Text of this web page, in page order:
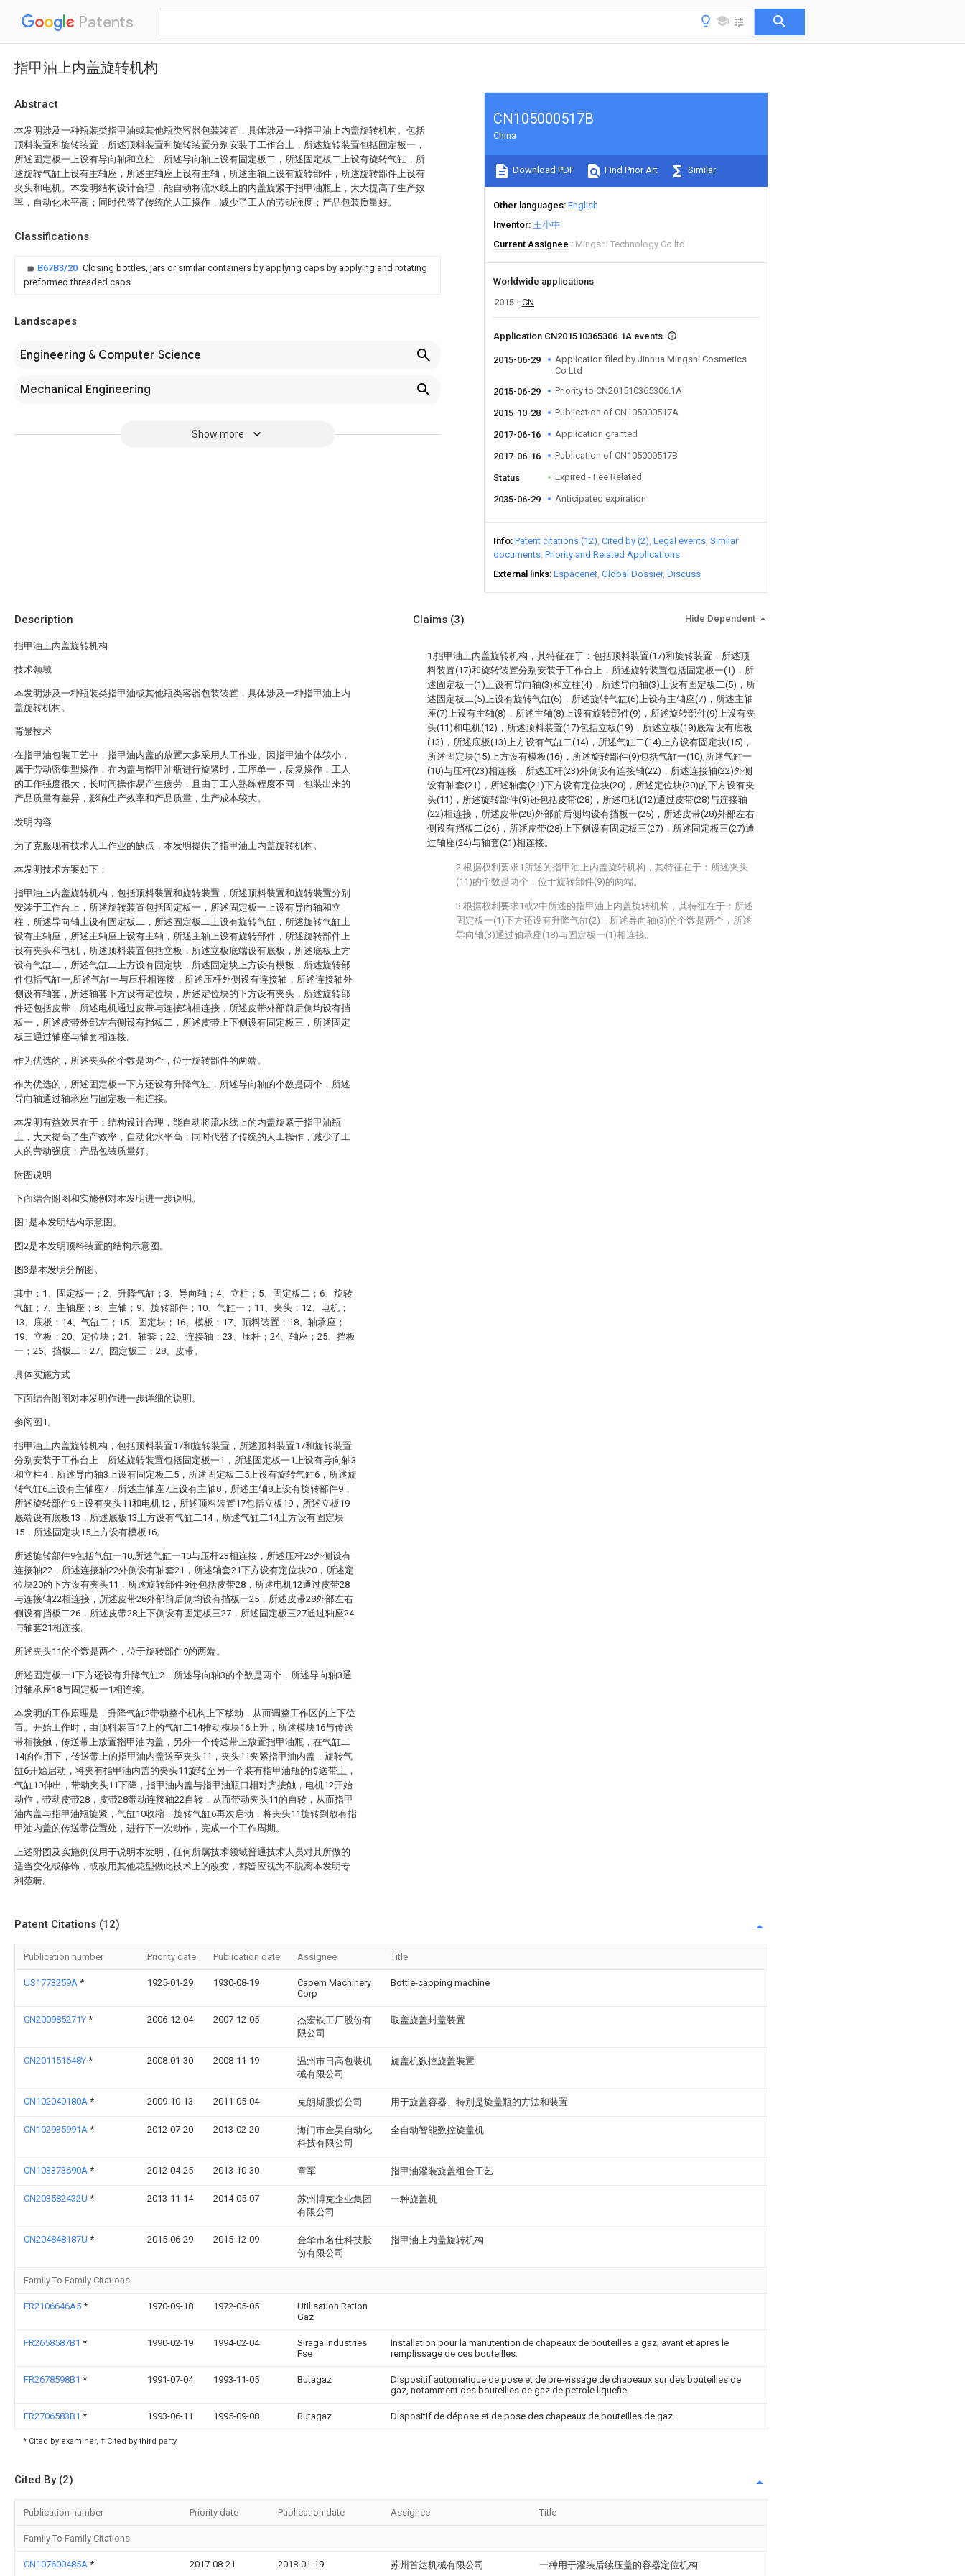
Patents
指甲油上内盖旋转机构
Abstract
本发明涉及一种瓶装类指甲油或其他瓶类容器包装装置，具体涉及一种指甲油上内盖旋转机构。包括
顶料装置和旋转装置，所述顶料装置和旋转装置分别安装于工作台上，所述旋转装置包括固定板一，
所述固定板一上设有导向轴和立柱，所述导向轴上设有固定板二，所述固定板二上设有旋转气缸，所
述旋转气缸上设有主轴座，所述主轴座上设有主轴，所述主轴上设有旋转部件，所述旋转部件上设有
夹头和电机。本发明结构设计合理，能自动将流水线上的内盖旋紧于指甲油瓶上，大大提高了生产效
率，自动化水平高；同时代替了传统的人工操作，减少了工人的劳动强度；产品包装质量好。
Classifications
B67B3/20 Closing bottles, jars or similar containers by applying caps by applying and rotating
preformed threaded caps
Landscapes
Engineering & Computer Science
Mechanical Engineering
Show more
CN105000517B
China
Download PDF Find Prior Art Similar
Other languages English
Inventor 王小中
Current Assignee
Mingshi Technology Co ltd
Worldwide applications
2015
CN
Application CN201510365306.1A events
2015-06-29
Application filed by Jinhua Mingshi Cosmetics
Co Ltd
2015-06-29
Priority to CN201510365306.1A
2015-10-28 Publication of CN105000517A
2017-06-16 Application granted
2017-06-16 Publication of CN105000517B
Status Expired - Fee Related
2035-06-29 Anticipated expiration
Info Patent citations (12) Cited by (2) Legal events Similar
documents Priority and Related Applications
External links Espacenet Global Dossier Discuss
Description
指甲油上内盖旋转机构
技术领域
本发明涉及一种瓶装类指甲油或其他瓶类容器包装装置，具体涉及一种指甲油上内
盖旋转机构。
背景技术
在指甲油包装工艺中，指甲油内盖的放置大多采用人工作业。因指甲油个体较小，
属于劳动密集型操作，在内盖与指甲油瓶进行旋紧时，工序单一，反复操作，工人
的工作强度很大，长时间操作易产生疲劳，且由于工人熟练程度不同，包装出来的
产品质量有差异，影响生产效率和产品质量，生产成本较大。
发明内容
为了克服现有技术人工作业的缺点，本发明提供了指甲油上内盖旋转机构。
本发明技术方案如下：
指甲油上内盖旋转机构，包括顶料装置和旋转装置，所述顶料装置和旋转装置分别
安装于工作台上，所述旋转装置包括固定板一，所述固定板一上设有导向轴和立
柱，所述导向轴上设有固定板二，所述固定板二上设有旋转气缸，所述旋转气缸上
设有主轴座，所述主轴座上设有主轴，所述主轴上设有旋转部件，所述旋转部件上
设有夹头和电机，所述顶料装置包括立板，所述立板底端设有底板，所述底板上方
设有气缸二，所述气缸二上方设有固定块，所述固定块上方设有模板，所述旋转部
件包括气缸一,所述气缸一与压杆相连接，所述压杆外侧设有连接轴，所述连接轴外
侧设有轴套，所述轴套下方设有定位块，所述定位块的下方设有夹头，所述旋转部
件还包括皮带，所述电机通过皮带与连接轴相连接，所述皮带外部前后侧均设有挡
板一，所述皮带外部左右侧设有挡板二，所述皮带上下侧设有固定板三，所述固定
板三通过轴座与轴套相连接。
作为优选的，所述夹头的个数是两个，位于旋转部件的两端。
作为优选的，所述固定板一下方还设有升降气缸，所述导向轴的个数是两个，所述
导向轴通过轴承座与固定板一相连接。
本发明有益效果在于：结构设计合理，能自动将流水线上的内盖旋紧于指甲油瓶
上，大大提高了生产效率，自动化水平高；同时代替了传统的人工操作，减少了工
人的劳动强度；产品包装质量好。
附图说明
下面结合附图和实施例对本发明进一步说明。
图1是本发明结构示意图。
图2是本发明顶料装置的结构示意图。
图3是本发明分解图。
其中：1、固定板一；2、升降气缸；3、导向轴；4、立柱；5、固定板二；6、旋转
气缸；7、主轴座；8、主轴；9、旋转部件；10、气缸一；11、夹头；12、电机；
13、底板；14、气缸二；15、固定块；16、模板；17、顶料装置；18、轴承座；
19、立板；20、定位块；21、轴套；22、连接轴；23、压杆；24、轴座；25、挡板
一；26、挡板二；27、固定板三；28、皮带。
具体实施方式
下面结合附图对本发明作进一步详细的说明。
参阅图1。
指甲油上内盖旋转机构，包括顶料装置17和旋转装置，所述顶料装置17和旋转装置
分别安装于工作台上，所述旋转装置包括固定板一1，所述固定板一1上设有导向轴3
和立柱4，所述导向轴3上设有固定板二5，所述固定板二5上设有旋转气缸6，所述旋
转气缸6上设有主轴座7，所述主轴座7上设有主轴8，所述主轴8上设有旋转部件9，
所述旋转部件9上设有夹头11和电机12，所述顶料装置17包括立板19，所述立板19
底端设有底板13，所述底板13上方设有气缸二14，所述气缸二14上方设有固定块
15，所述固定块15上方设有模板16。
所述旋转部件9包括气缸一10,所述气缸一10与压杆23相连接，所述压杆23外侧设有
连接轴22，所述连接轴22外侧设有轴套21，所述轴套21下方设有定位块20，所述定
位块20的下方设有夹头11，所述旋转部件9还包括皮带28，所述电机12通过皮带28
与连接轴22相连接，所述皮带28外部前后侧均设有挡板一25，所述皮带28外部左右
侧设有挡板二26，所述皮带28上下侧设有固定板三27，所述固定板三27通过轴座24
与轴套21相连接。
所述夹头11的个数是两个，位于旋转部件9的两端。
所述固定板一1下方还设有升降气缸2，所述导向轴3的个数是两个，所述导向轴3通
过轴承座18与固定板一1相连接。
本发明的工作原理是，升降气缸2带动整个机构上下移动，从而调整工作区的上下位
置。开始工作时，由顶料装置17上的气缸二14推动模块16上升，所述模块16与传送
带相接触，传送带上放置指甲油内盖，另外一个传送带上放置指甲油瓶，在气缸二
14的作用下，传送带上的指甲油内盖送至夹头11，夹头11夹紧指甲油内盖，旋转气
缸6开始启动，将夹有指甲油内盖的夹头11旋转至另一个装有指甲油瓶的传送带上，
气缸10伸出，带动夹头11下降，指甲油内盖与指甲油瓶口相对齐接触，电机12开始
动作，带动皮带28，皮带28带动连接轴22自转，从而带动夹头11的自转，从而指甲
油内盖与指甲油瓶旋紧，气缸10收缩，旋转气缸6再次启动，将夹头11旋转到放有指
甲油内盖的传送带位置处，进行下一次动作，完成一个工作周期。
上述附图及实施例仅用于说明本发明，任何所属技术领域普通技术人员对其所做的
适当变化或修饰，或改用其他花型做此技术上的改变，都皆应视为不脱离本发明专
利范畴。
Claims (3) Hide Dependent
1.指甲油上内盖旋转机构，其特征在于：包括顶料装置(17)和旋转装置，所述顶
料装置(17)和旋转装置分别安装于工作台上，所述旋转装置包括固定板一(1)，所
述固定板一(1)上设有导向轴(3)和立柱(4)，所述导向轴(3)上设有固定板二(5)，所
述固定板二(5)上设有旋转气缸(6)，所述旋转气缸(6)上设有主轴座(7)，所述主轴
座(7)上设有主轴(8)，所述主轴(8)上设有旋转部件(9)，所述旋转部件(9)上设有夹
头(11)和电机(12)，所述顶料装置(17)包括立板(19)，所述立板(19)底端设有底板
(13)，所述底板(13)上方设有气缸二(14)，所述气缸二(14)上方设有固定块(15)，
所述固定块(15)上方设有模板(16)，所述旋转部件(9)包括气缸一(10),所述气缸一
(10)与压杆(23)相连接，所述压杆(23)外侧设有连接轴(22)，所述连接轴(22)外侧
设有轴套(21)，所述轴套(21)下方设有定位块(20)，所述定位块(20)的下方设有夹
头(11)，所述旋转部件(9)还包括皮带(28)，所述电机(12)通过皮带(28)与连接轴
(22)相连接，所述皮带(28)外部前后侧均设有挡板一(25)，所述皮带(28)外部左右
侧设有挡板二(26)，所述皮带(28)上下侧设有固定板三(27)，所述固定板三(27)通
过轴座(24)与轴套(21)相连接。
2.根据权利要求1所述的指甲油上内盖旋转机构，其特征在于：所述夹头
(11)的个数是两个，位于旋转部件(9)的两端。
3.根据权利要求1或2中所述的指甲油上内盖旋转机构，其特征在于：所述
固定板一(1)下方还设有升降气缸(2)，所述导向轴(3)的个数是两个，所述
导向轴(3)通过轴承座(18)与固定板一(1)相连接。
Patent Citations (12)
Publication number Priority date Publication date Assignee Title
US1773259A * 1925-01-29 1930-08-19
Capem Machinery
Corp
Bottle-capping machine
CN200985271Y * 2006-12-04 2007-12-05
杰宏铁工厂股份有
限公司
取盖旋盖封盖装置
CN201151648Y * 2008-01-30 2008-11-19
温州市日高包装机
械有限公司
旋盖机数控旋盖装置
CN102040180A * 2009-10-13 2011-05-04 克朗斯股份公司 用于旋盖容器、特别是旋盖瓶的方法和装置
CN102935991A * 2012-07-20 2013-02-20
海门市金昊自动化
科技有限公司
全自动智能数控旋盖机
CN103373690A * 2012-04-25 2013-10-30 章军 指甲油灌装旋盖组合工艺
CN203582432U * 2013-11-14 2014-05-07
苏州博克企业集团
有限公司
一种旋盖机
CN204848187U * 2015-06-29 2015-12-09
金华市名仕科技股
份有限公司
指甲油上内盖旋转机构
Family To Family Citations
FR2106646A5 * 1970-09-18 1972-05-05
Utilisation Ration
Gaz
FR2658587B1 * 1990-02-19 1994-02-04
Siraga Industries
Fse
Installation pour la manutention de chapeaux de bouteilles a gaz, avant et apres le
remplissage de ces bouteilles.
FR2678598B1 * 1991-07-04 1993-11-05 Butagaz
Dispositif automatique de pose et de pre-vissage de chapeaux sur des bouteilles de
gaz, notamment des bouteilles de gaz de petrole liquefie.
FR2706583B1 * 1993-06-11 1995-09-08 Butagaz Dispositif de dépose et de pose des chapeaux de bouteilles de gaz.
* Cited by examiner, † Cited by third party
Cited By (2)
Publication number Priority date Publication date Assignee Title
Family To Family Citations
CN107600485A * 2017-08-21 2018-01-19 苏州首达机械有限公司 一种用于灌装后续压盖的容器定位机构